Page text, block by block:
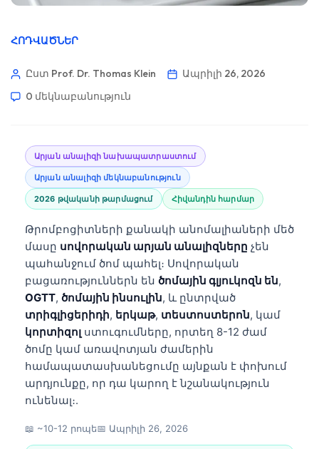
ՀՈԴՎԱԾՆԵՐ
Ըստ Prof. Dr. Thomas Klein
Ապրիլի 26, 2026
0 մեկնաբանություն
Արյան անալիզի նախապատրաստում
Արյան անալիզի մեկնաբանություն
2026 թվականի թարմացում Հիվանդին հարմար
Թրոմբոցիտների քանակի անոմալիաների մեծ
մասը սովորական արյան անալիզները չեն
պահանջում ծոմ պահել։ Սովորական
բացառություններն են ծոմային գլյուկոզն են,
OGTT, ծոմային ինսուլին, և ընտրված
տրիգլիցերիդի, երկաթ, տեստոստերոն, կամ
կորտիզոլ ստուգումները, որտեղ 8-12 ժամ
ծոմը կամ առավոտյան ժամերին
համապատասխանեցումը այնքան է փոխում
արդյունքը, որ դա կարող է նշանակություն
ունենալ։.
📖 ~10-12 րոպե📅 Ապրիլի 26, 2026